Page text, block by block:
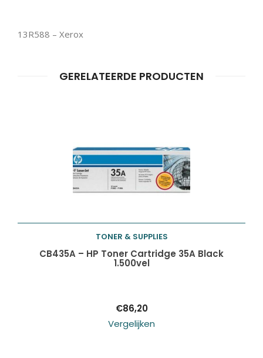
13R588 – Xerox
GERELATEERDE PRODUCTEN
Toevoegen aan
TONER & SUPPLIES
CB435A – HP Toner Cartridge 35A Black
1.500vel
€86,20
Vergelijken